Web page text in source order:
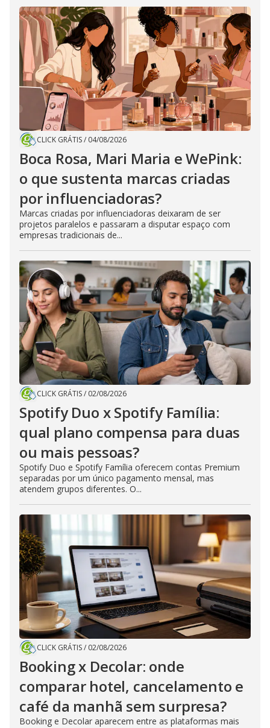
CLICK GRÁTIS/ 04/08/2026
Boca Rosa, Mari Maria e WePink:
o que sustenta marcas criadas
por influenciadoras?
Marcas criadas por influenciadoras deixaram de ser
projetos paralelos e passaram a disputar espaço com
empresas tradicionais de...
CLICK GRÁTIS/ 02/08/2026
Spotify Duo x Spotify Família:
qual plano compensa para duas
ou mais pessoas?
Spotify Duo e Spotify Família oferecem contas Premium
separadas por um único pagamento mensal, mas
atendem grupos diferentes. O...
CLICK GRÁTIS/ 02/08/2026
Booking x Decolar: onde
comparar hotel, cancelamento e
café da manhã sem surpresa?
Booking e Decolar aparecem entre as plataformas mais